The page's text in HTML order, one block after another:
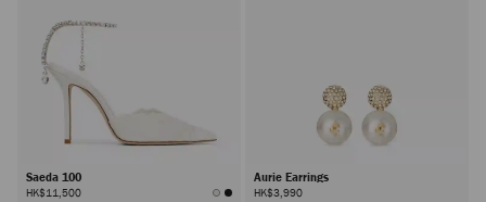
Saeda 100
HK$11,500
Aurie Earrings
HK$3,990